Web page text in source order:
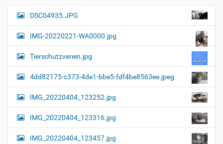
e
i
l
r
N
a
i
g
a
t
i
o
n
DSC04935.JPG
IMG-20220221-WA0000.jpg
Tierschutzverein.jpg
4dd82175-c373-4de1-bbe5-fdf4be8563ee.jpeg
IMG_20220404_123252.jpg
IMG_20220404_123316.jpg
IMG_20220404_123457.jpg